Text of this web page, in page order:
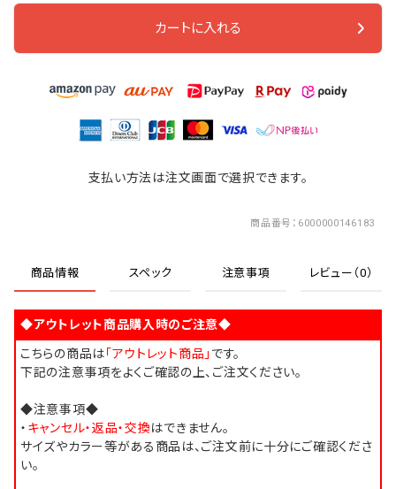
カートに入れる
支払い方法は注文画面で選択できます。
商品番号 6000000146183
商品情報 スペック 注意事項 レビュー（0）
◆アウトレット商品購入時のご注意◆
こちらの商品は「アウトレット商品」 です。
下記の注意事項をよくご確認の上、ご注文ください。
◆注意事項◆
・ キャンセル・返品・交換はできません。
サイズやカラー等がある商品は、ご注文前に十分にご確認くださ
い。